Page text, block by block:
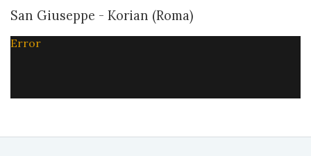
San Giuseppe - Korian (Roma)
Error